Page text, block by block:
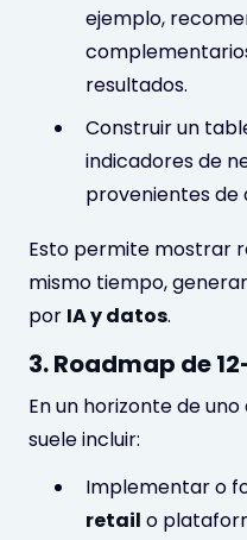
ejemplo,
resultados.
Construir un
indicadores de
provenientes de
Esto permite mostrar
mismo tiempo,
por IA y datos.
3. Roadmap de
En un horizonte de
suele incluir:
Implementar o
retail o